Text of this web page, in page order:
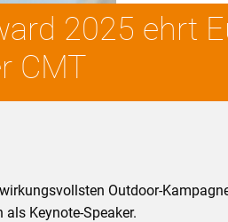
2025 ehrt
CMT
Outdoor-
Keynote-Speaker.